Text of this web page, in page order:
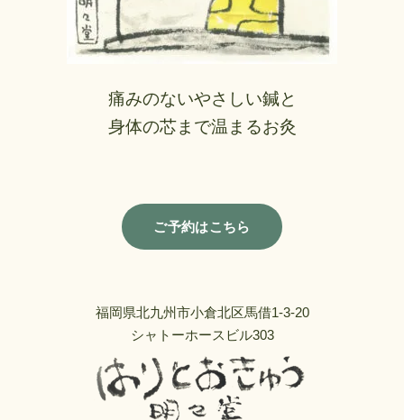
痛みのないやさしい鍼と
身体の芯まで温まるお灸
ご予約はこちら
福岡県北九州市小倉北区馬借1-3-20
シャトーホースビル303